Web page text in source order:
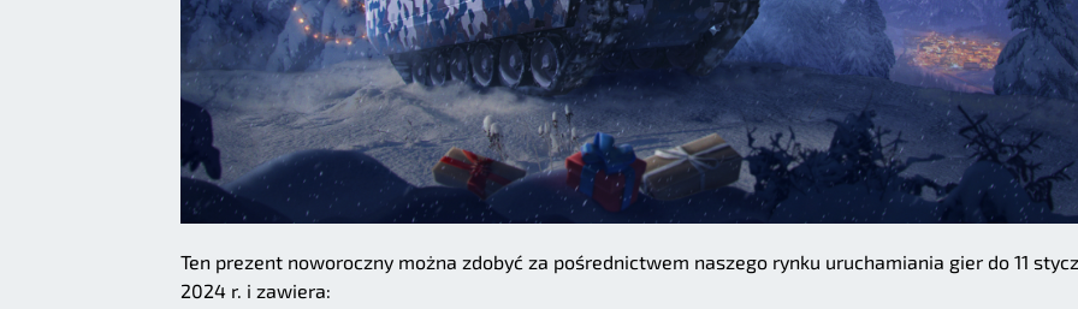
Ten prezent noworoczny można zdobyć za pośrednictwem naszego rynku uruchamiania gier do 11
2024 r. i zawiera: